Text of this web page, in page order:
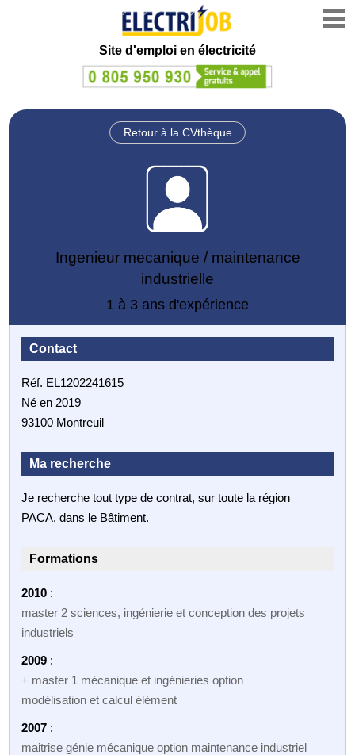
Site d'emploi en électricité
Retour à la CVthèque
Ingenieur mecanique / maintenance
industrielle
1 à 3 ans d'expérience
Contact
Réf. EL1202241615
Né en 2019
93100 Montreuil
Ma recherche
Je recherche tout type de contrat, sur toute la région
PACA, dans le Bâtiment.
Formations
2010 :
master 2 sciences, ingénierie et conception des projets
industriels
2009 :
+ master 1 mécanique et ingénieries option
modélisation et calcul élément
2007 :
maitrise génie mécanique option maintenance industriel